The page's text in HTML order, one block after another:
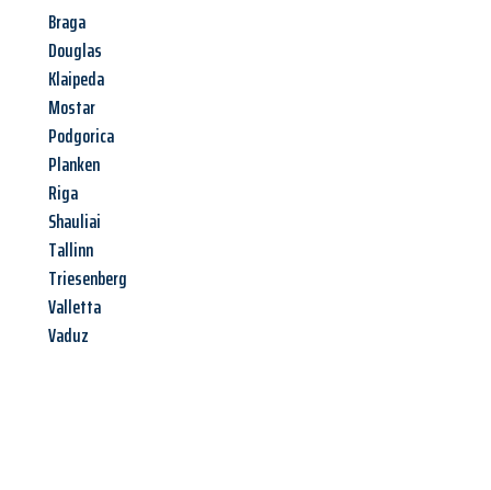
Braga
Douglas
Klaipeda
Mostar
Podgorica
Planken
Riga
Shauliai
Tallinn
Triesenberg
Valletta
Vaduz